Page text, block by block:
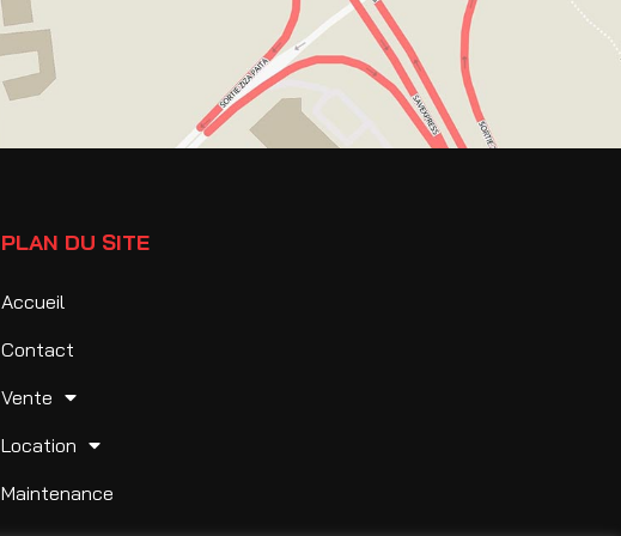
PLAN DU SITE
Accueil
Contact
Vente
Location
Maintenance